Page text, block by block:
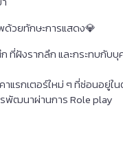
วยทักษะการแสดง💎
ที่ฝังรากลึก และกระทบกับ
แรกเตอร์ใหม่ ๆ ที่ซ่อนอยู่ใน
พัฒนาผ่านการ Role play